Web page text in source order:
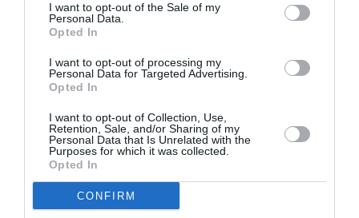
I want to opt-out of the Sale of my
Personal Data.
Opted In
I want to opt-out of processing my
Personal Data for Targeted Advertising.
Opted In
I want to opt-out of Collection, Use,
Retention, Sale, and/or Sharing of my
Personal Data that Is Unrelated with the
Purposes for which it was collected.
Opted In
CONFIRM
Μεταπολίτευση, Φεστιβάλ Αθηνών και Επιδαύρου,
Αθήνα, 2024. Επιλεκτική βιβλιογραφία: Λεξικό των
Ελλήνων Ζωγράφων και Χαρακτών: Οι Έλληνες
Ζωγράφοι, τόμος 4ος, Εκδόσεις Μέλισσα, 1974· Λεξικό
Ελλήνων Καλλιτεχνών: Ζωγράφοι, Γλύπτες, Χαράκτες,
16ος–20ός αιώνας, τόμος Γ’, Εκδόσεις Μέλισσα, 1997·
περιοδικό Ζυγός, τεύχος 33, Ιανουάριος –
Φεβρουάριος 1979. Τηλεοπτικές συνεντεύξεις:
εκπομπή Εικόνες με τη Μαρία Καραβία (ΕΡΤ, 1979) και
εκπομπή Έχει Γούστο (ΕΡΤ, 2004).